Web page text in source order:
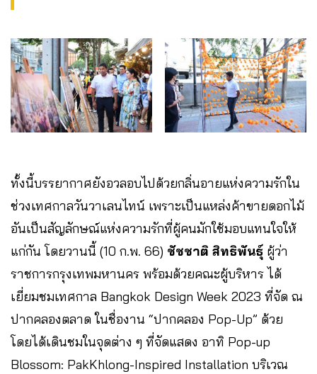
ทั้งนี้บรรยากาศยังอวลอบไปด้วยกลิ่นอายแห่งความรักใน
ช่วงเทศกาลวันวาเลนไทน์ เพราะเป็นแหล่งค้าขายดอกไม้
อันเป็นสัญลักษณ์แห่งความรักที่ผู้คนมักใช้มอบแทนใจให้
แก่กัน โดยวานนี้ (10 ก.พ. 66) ​ ชัชชาติ สิทธิพันธุ์ ผู้ว่า
ราชการกรุงเทพมหานคร พร้อมด้วยคณะผู้บริหาร ได้
เยี่ยมชมเทศกาล Bangkok Design Week 2023 ที่จัด ณ
ปากคลองตลาด ในชื่องาน “ปากคลอง Pop-Up” ด้วย
โดยได้เดินชมในจุดต่าง ๆ ที่จัดแสดง อาทิ Pop-up
Blossom: PakKhlong-Inspired Installation บริเวณ